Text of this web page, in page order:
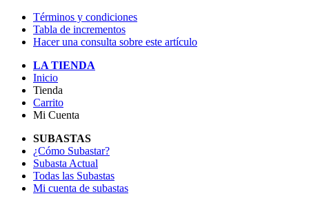
Términos y condiciones
Tabla de incrementos
Hacer una consulta sobre este artículo
LA TIENDA
Inicio
Tienda
Carrito
Mi Cuenta
SUBASTAS
¿Cómo Subastar?
Subasta Actual
Todas las Subastas
Mi cuenta de subastas